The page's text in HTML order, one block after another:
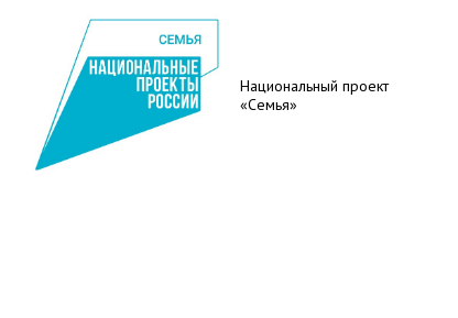
Национальный проект
«Семья»